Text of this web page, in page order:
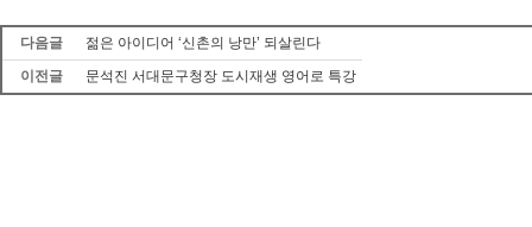
다음글
젊은 아이디어 ‘신촌의 낭만’ 되살린다
이전글
문석진 서대문구청장 도시재생 영어로 특강